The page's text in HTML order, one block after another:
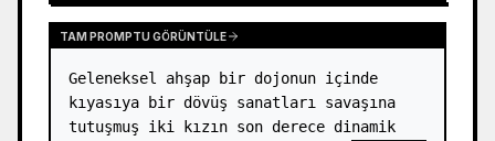
TAM PROMPTU GÖRÜNTÜLE
Geleneksel ahşap bir dojonun içinde
kıyasıya bir dövüş sanatları savaşına
tutuşmuş iki kızın son derece dinamik